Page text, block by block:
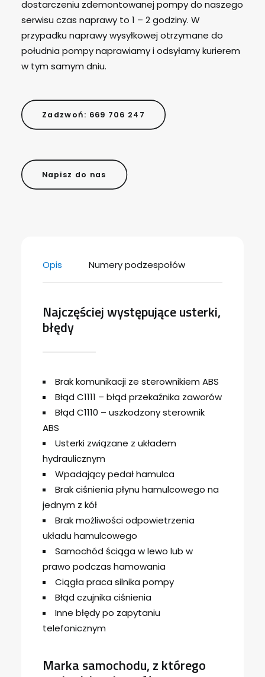
dostarczeniu zdemontowanej pompy do naszego
serwisu czas naprawy to 1 – 2 godziny. W
przypadku naprawy wysyłkowej otrzymane do
południa pompy naprawiamy i odsyłamy kurierem
w tym samym dniu.
Zadzwoń: 669 706 247
Napisz do nas
Opis Numery podzespołów
Najczęściej występujące usterki,
błędy
Brak komunikacji ze sterownikiem ABS
Błąd C1111 – błąd przekaźnika zaworów
Błąd C1110 – uszkodzony sterownik
ABS
Usterki związane z układem
hydraulicznym
Wpadający pedał hamulca
Brak ciśnienia płynu hamulcowego na
jednym z kół
Brak możliwości odpowietrzenia
układu hamulcowego
Samochód ściąga w lewo lub w
prawo podczas hamowania
Ciągła praca silnika pompy
Błąd czujnika ciśnienia
Inne błędy po zapytaniu
telefonicznym
Marka samochodu, z którego